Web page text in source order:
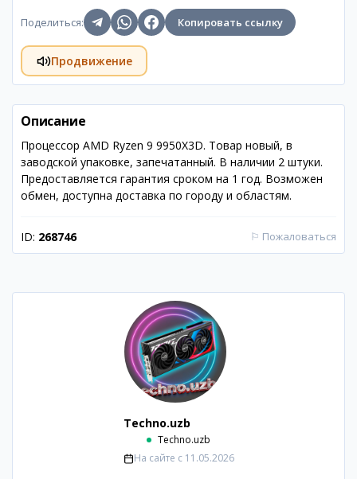
Поделиться: Копировать ссылку
Продвижение
Описание
Процессор AMD Ryzen 9 9950X3D. Товар новый, в
заводской упаковке, запечатанный. В наличии 2 штуки.
Предоставляется гарантия сроком на 1 год. Возможен
обмен, доступна доставка по городу и областям.
ID: 268746 ⚐ Пожаловаться
Techno.uzb
Techno.uzb
На сайте с 11.05.2026